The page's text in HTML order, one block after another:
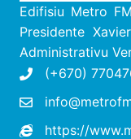
Edifisiu Metro
Presidente
Administrativu
(+670)
https://